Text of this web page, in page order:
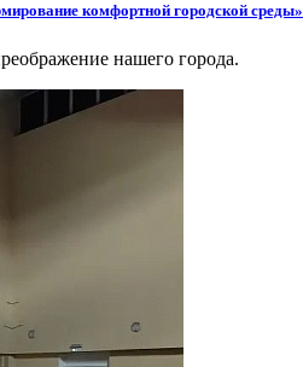
комфортной городской среды»
нашего города.